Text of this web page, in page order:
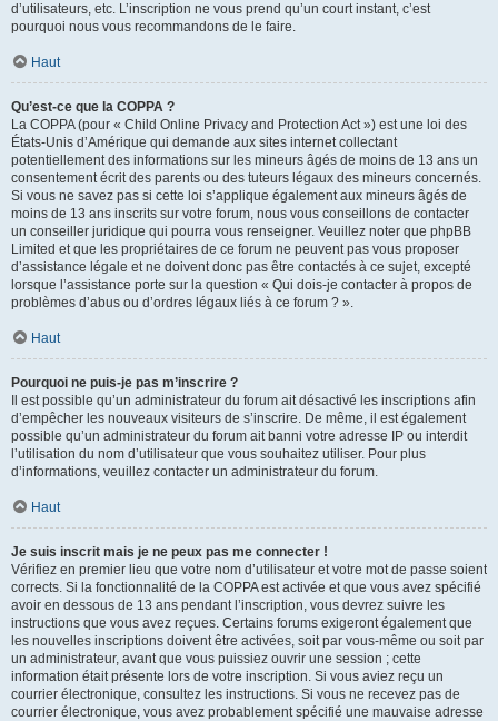
d’utilisateurs, etc. L’inscription ne vous prend qu’un court instant, c’est
pourquoi nous vous recommandons de le faire.
Haut
Qu’est-ce que la COPPA ?
La COPPA (pour « Child Online Privacy and Protection Act ») est une loi des
États-Unis d’Amérique qui demande aux sites internet collectant
potentiellement des informations sur les mineurs âgés de moins de 13 ans un
consentement écrit des parents ou des tuteurs légaux des mineurs concernés.
Si vous ne savez pas si cette loi s’applique également aux mineurs âgés de
moins de 13 ans inscrits sur votre forum, nous vous conseillons de contacter
un conseiller juridique qui pourra vous renseigner. Veuillez noter que phpBB
Limited et que les propriétaires de ce forum ne peuvent pas vous proposer
d’assistance légale et ne doivent donc pas être contactés à ce sujet, excepté
lorsque l’assistance porte sur la question « Qui dois-je contacter à propos de
problèmes d’abus ou d’ordres légaux liés à ce forum ? ».
Haut
Pourquoi ne puis-je pas m’inscrire ?
Il est possible qu’un administrateur du forum ait désactivé les inscriptions afin
d’empêcher les nouveaux visiteurs de s’inscrire. De même, il est également
possible qu’un administrateur du forum ait banni votre adresse IP ou interdit
l’utilisation du nom d’utilisateur que vous souhaitez utiliser. Pour plus
d’informations, veuillez contacter un administrateur du forum.
Haut
Je suis inscrit mais je ne peux pas me connecter !
Vérifiez en premier lieu que votre nom d’utilisateur et votre mot de passe soient
corrects. Si la fonctionnalité de la COPPA est activée et que vous avez spécifié
avoir en dessous de 13 ans pendant l’inscription, vous devrez suivre les
instructions que vous avez reçues. Certains forums exigeront également que
les nouvelles inscriptions doivent être activées, soit par vous-même ou soit par
un administrateur, avant que vous puissiez ouvrir une session ; cette
information était présente lors de votre inscription. Si vous aviez reçu un
courrier électronique, consultez les instructions. Si vous ne recevez pas de
courrier électronique, vous avez probablement spécifié une mauvaise adresse